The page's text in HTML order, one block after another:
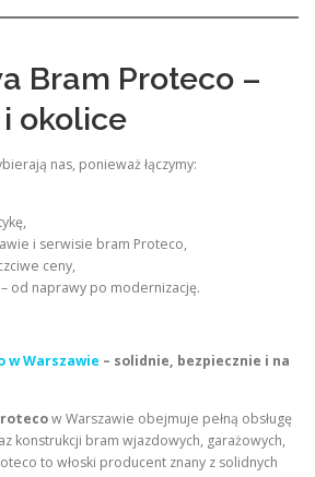
Bram Proteco –
okolice
nas, ponieważ łączymy:
i serwisie bram Proteco,
ceny,
od naprawy po modernizację.
w Warszawie – solidnie, bezpiecznie i na
w Warszawie obejmuje pełną obsługę
konstrukcji bram wjazdowych, garażowych,
to włoski producent znany z solidnych